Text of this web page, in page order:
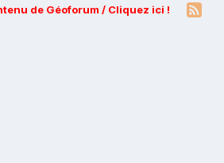
de Géoforum / Cliquez ici !